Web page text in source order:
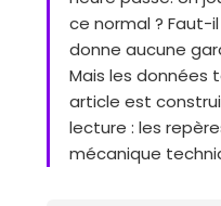
ce normal ? Faut-
donne aucune
Mais les données
article est
lecture : les
mécanique